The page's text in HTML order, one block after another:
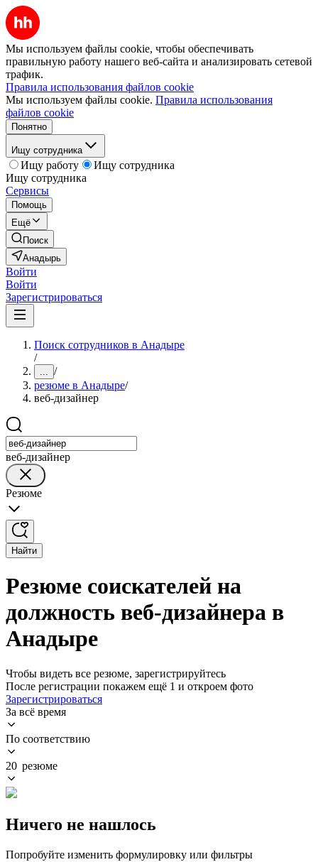
Мы используем файлы cookie, чтобы обеспечивать
правильную работу нашего веб-сайта и анализировать сетевой
трафик.
Правила использования файлов cookie
Мы используем файлы cookie. Правила использования
файлов cookie
Понятно
Ищу сотрудника
Ищу работу
Ищу сотрудника
Ищу сотрудника
Сервисы
Помощь
Ещё
Поиск
Анадырь
Войти
Войти
Зарегистрироваться
Поиск сотрудников в Анадыре
/
... /
резюме в Анадыре/
веб-дизайнер
веб-дизайнер
Резюме
Найти
Резюме соискателей на
должность веб-дизайнера в
Анадыре
Чтобы видеть все резюме, зарегистрируйтесь
После регистрации покажем ещё 1 и откроем фото
Зарегистрироваться
За всё время
По соответствию
20 резюме
Ничего не нашлось
Попробуйте изменить формулировку или фильтры